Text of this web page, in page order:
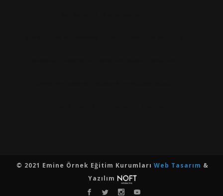
© 2021 Emine Örnek Eğitim Kurumları Web Tasarım &
Yazılım